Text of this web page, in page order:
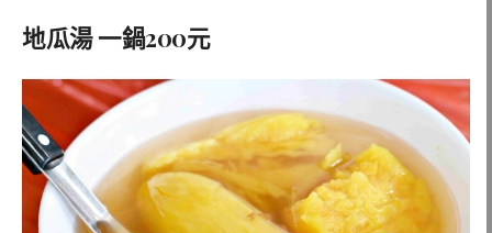
地瓜湯 一鍋200元